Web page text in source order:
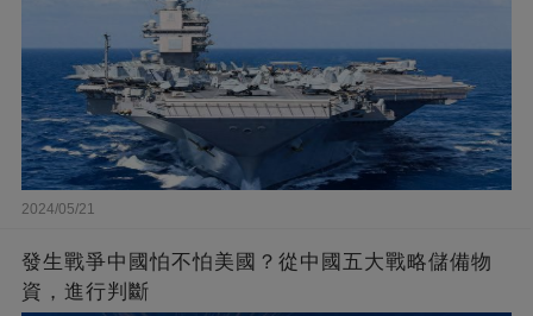
2024/05/21
發生戰爭中國怕不怕美國？從中國五大戰略儲備物
資，進行判斷